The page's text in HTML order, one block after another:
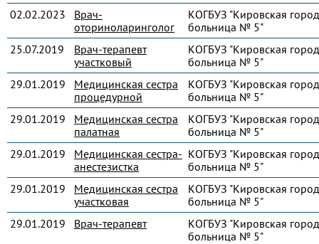
02.02.2023
Врач-
оториноларинголог
КОГБУЗ "Кировская
больница № 5"
25.07.2019
Врач-терапевт
участковый
КОГБУЗ "Кировская
больница № 5"
29.01.2019
Медицинская сестра
процедурной
КОГБУЗ "Кировская
больница № 5"
29.01.2019
Медицинская сестра
палатная
КОГБУЗ "Кировская
больница № 5"
29.01.2019
Медицинская сестра-
анестезистка
КОГБУЗ "Кировская
больница № 5"
29.01.2019
Медицинская сестра
участковая
КОГБУЗ "Кировская
больница № 5"
29.01.2019
Врач-терапевт
КОГБУЗ "Кировская
больница № 5"